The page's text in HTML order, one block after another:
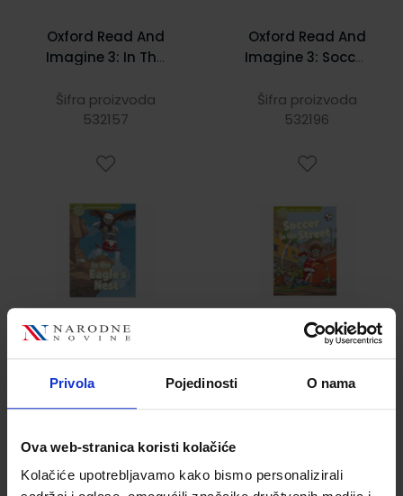
Privola Pojedinosti O nama
Ova web-stranica koristi kolačiće
Kolačiće upotrebljavamo kako bismo personalizirali
Oxford Read And
Imagine 3: In The
Šifra proizvoda
532157
4,91 €
Oxford Read And
Imagine 3: Soccer
Šifra proizvoda
532196
5,18 €